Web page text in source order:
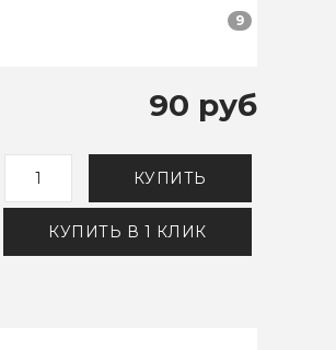
9
90 руб
КУПИТЬ
КУПИТЬ В 1 КЛИК